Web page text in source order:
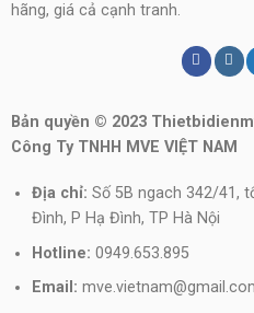
hãng, giá cả cạnh tranh.
Bản quyền © 2023
Công Ty TNHH MVE VIỆT NAM
Địa chỉ: Số 5B ngach 342/41,
Đình, P Hạ Đình, TP Hà Nội
Hotline: 0949.653.895
Email: